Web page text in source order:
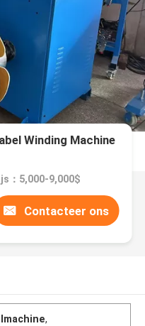
Winding Machine
：5,000-9,000$
Contacteer ons
,